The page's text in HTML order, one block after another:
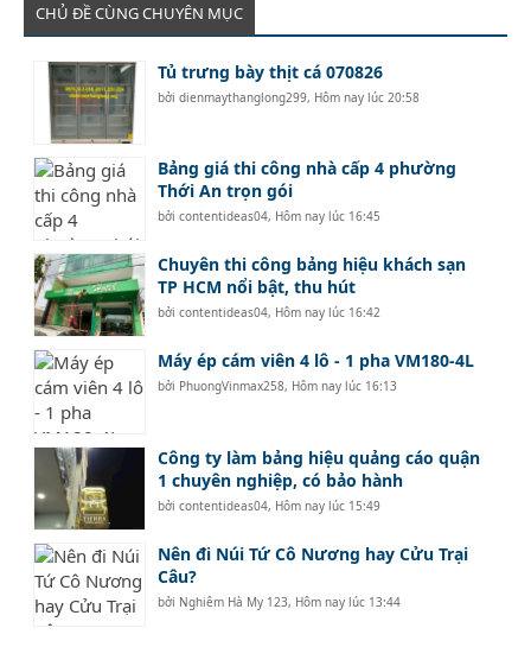
CHỦ ĐỀ CÙNG CHUYÊN MỤC
Tủ trưng bày thịt cá 070826
bởidienmaythanglong299, Hôm nay lúc 20:58
Bảng giá thi công nhà cấp 4 phường
Thới An trọn gói
bởicontentideas04, Hôm nay lúc 16:45
Chuyên thi công bảng hiệu khách sạn
TP HCM nổi bật, thu hút
bởicontentideas04, Hôm nay lúc 16:42
Máy ép cám viên 4 lô - 1 pha VM180-4L
bởi PhuongVinmax258, Hôm nay lúc 16:13
Công ty làm bảng hiệu quảng cáo quận
1 chuyên nghiệp, có bảo hành
bởicontentideas04, Hôm nay lúc 15:49
Nên đi Núi Tứ Cô Nương hay Cửu Trại
Câu?
bởi Nghiêm Hà My 123, Hôm nay lúc 13:44